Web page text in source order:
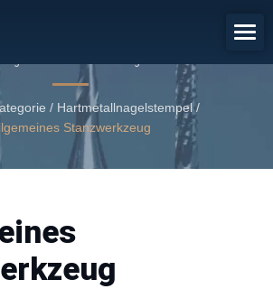
/ Hartmetallnagelstempel /
Stanzwerkzeug